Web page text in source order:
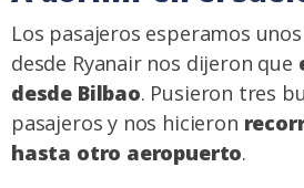
Los pasajeros esperamos
desde Ryanair nos dijeron que
desde Bilbao. Pusieron tres
pasajeros y nos hicieron
hasta otro aeropuerto.